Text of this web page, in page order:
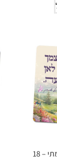
– 18